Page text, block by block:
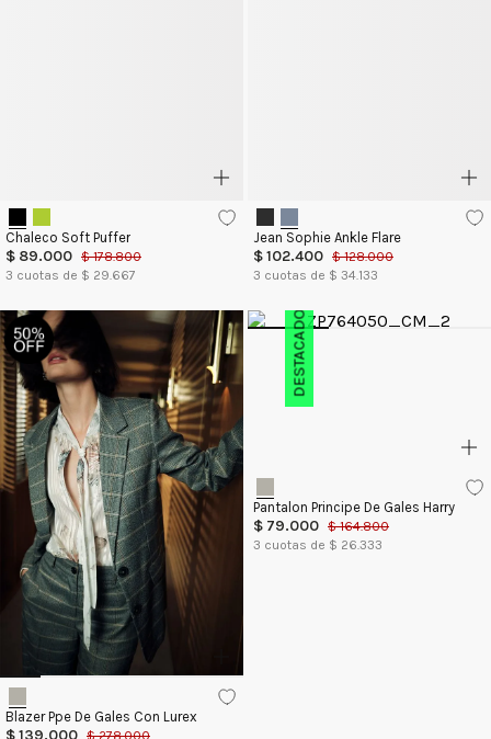
Chaleco Soft Puffer
$ 89.000 $ 178.800
3 cuotas de $ 29.667
Jean Sophie Ankle Flare
$102.400 $ 128.000
3 cuotas de $ 34.133
Blazer Ppe De Gales Con Lurex
$139.000 $ 278.000
DESTACADO
Pantalon Principe De Gales Harry
$ 79.000 $ 164.800
3 cuotas de $ 26.333